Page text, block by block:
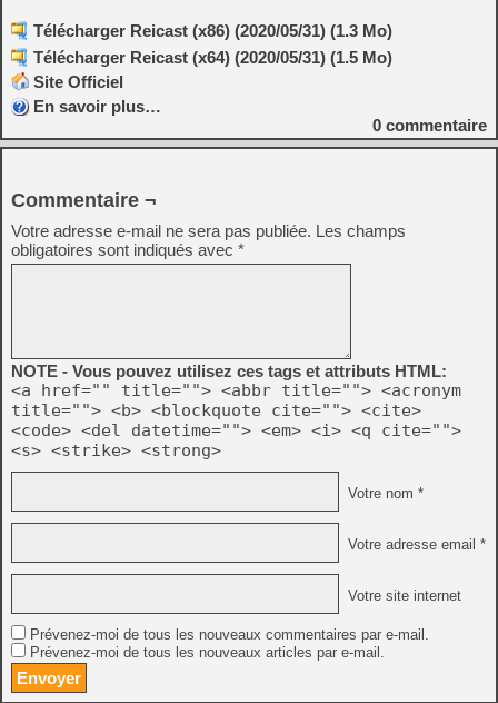
Télécharger Reicast (x86) (2020/05/31) (1.3 Mo)
Télécharger Reicast (x64) (2020/05/31) (1.5 Mo)
Site Officiel
En savoir plus…
0 commentaire
Commentaire ¬
Votre adresse e-mail ne sera pas publiée. Les champs
obligatoires sont indiqués avec *
NOTE - Vous pouvez utilisez ces tags et attributs HTML:
<a href="" title=""> <abbr title=""> <acronym
title=""> <b> <blockquote cite=""> <cite>
<code> <del datetime=""> <em> <i> <q cite="">
<s> <strike> <strong>
Votre nom *
Votre adresse email *
Votre site internet
Prévenez-moi de tous les nouveaux commentaires par e-mail.
Prévenez-moi de tous les nouveaux articles par e-mail.